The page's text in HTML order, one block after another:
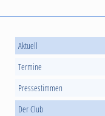
Aktuell
Termine
Pressestimmen
Der Club